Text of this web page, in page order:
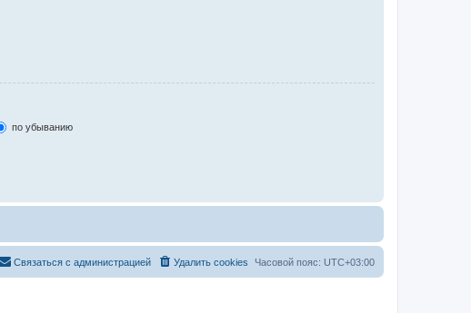
по убыванию
Часовой пояс: UTC+03:00
Удалить cookies
Связаться с администрацией